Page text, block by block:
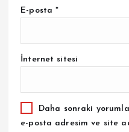
E-posta*
İnternet sitesi
Daha sonraki
e-posta adresim ve site